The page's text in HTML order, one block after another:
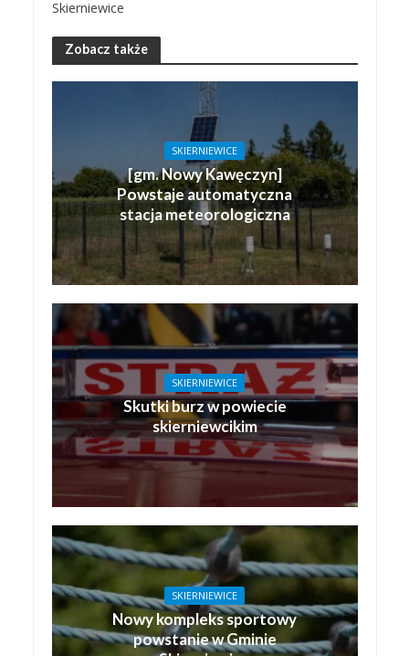
Skierniewice
Zobacz także
SKIERNIEWICE
[gm. Nowy Kawęczyn]
Powstaje automatyczna
stacja meteorologiczna
SKIERNIEWICE
Skutki burz w powiecie
skierniewcikim
SKIERNIEWICE
Nowy kompleks sportowy
powstanie w Gminie